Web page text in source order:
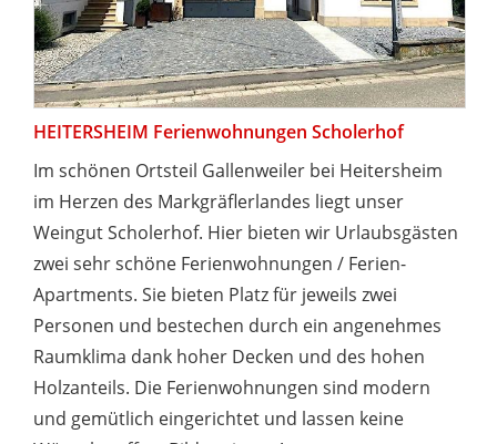
HEITERSHEIM Ferienwohnungen Scholerhof
Im schönen Ortsteil Gallenweiler bei Heitersheim
im Herzen des Markgräflerlandes liegt unser
Weingut Scholerhof. Hier bieten wir Urlaubsgästen
zwei sehr schöne Ferienwohnungen / Ferien-
Apartments. Sie bieten Platz für jeweils zwei
Personen und bestechen durch ein angenehmes
Raumklima dank hoher Decken und des hohen
Holzanteils. Die Ferienwohnungen sind modern
und gemütlich eingerichtet und lassen keine